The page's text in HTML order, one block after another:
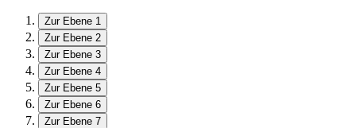
Zur Ebene 1
Zur Ebene 2
Zur Ebene 3
Zur Ebene 4
Zur Ebene 5
Zur Ebene 6
Zur Ebene 7